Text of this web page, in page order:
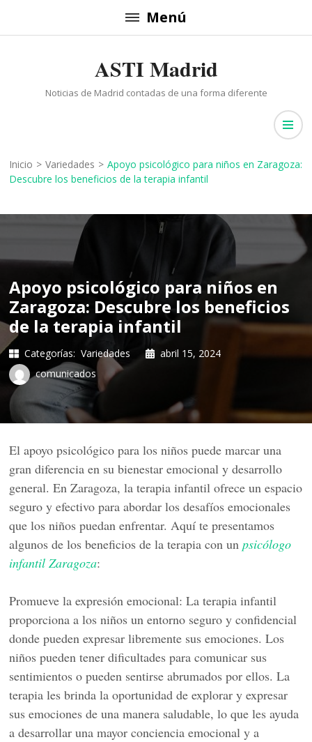
al
Menú
ASTI Madrid
Noticias de Madrid contadas de una forma diferente
Inicio > Variedades > Apoyo psicológico para niños en Zaragoza:
Descubre los beneficios de la terapia infantil
Apoyo psicológico para niños en
Zaragoza: Descubre los beneficios
de la terapia infantil
Categorías: Variedades
abril 15, 2024
comunicados
El apoyo psicológico para los niños puede marcar una
gran diferencia en su bienestar emocional y desarrollo
general. En Zaragoza, la terapia infantil ofrece un espacio
seguro y efectivo para abordar los desafíos emocionales
que los niños puedan enfrentar. Aquí te presentamos
algunos de los beneficios de la terapia con unpsicólogo
infantil Zaragoza:
Promueve la expresión emocional: La terapia infantil
proporciona a los niños un entorno seguro y confidencial
donde pueden expresar libremente sus emociones. Los
niños pueden tener dificultades para comunicar sus
sentimientos o pueden sentirse abrumados por ellos. La
terapia les brinda la oportunidad de explorar y expresar
sus emociones de una manera saludable, lo que les ayuda
a desarrollar una mayor conciencia emocional y a